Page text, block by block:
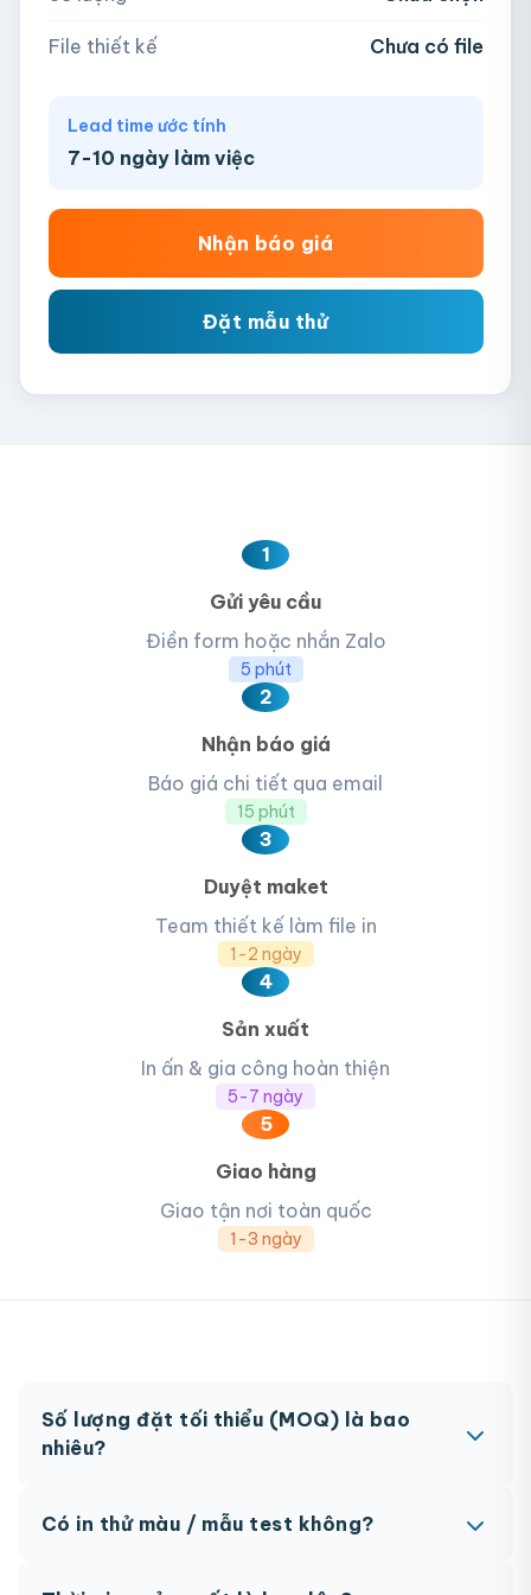
File thiết kế Chưa có file
Lead time ước tính
7-10 ngày làm việc
Nhận báo giá
Đặt mẫu thử
1
Gửi yêu cầu
Điền form hoặc nhắn Zalo
5 phút
2
Nhận báo giá
Báo giá chi tiết qua email
15 phút
3
Duyệt maket
Team thiết kế làm file in
1-2 ngày
4
Sản xuất
In ấn & gia công hoàn thiện
5-7 ngày
5
Giao hàng
Giao tận nơi toàn quốc
1-3 ngày
Số lượng đặt tối thiểu (MOQ) là bao
nhiêu?
đặc biệt có thể có MOQ khác nhau.
Có in thử màu / mẫu test không?